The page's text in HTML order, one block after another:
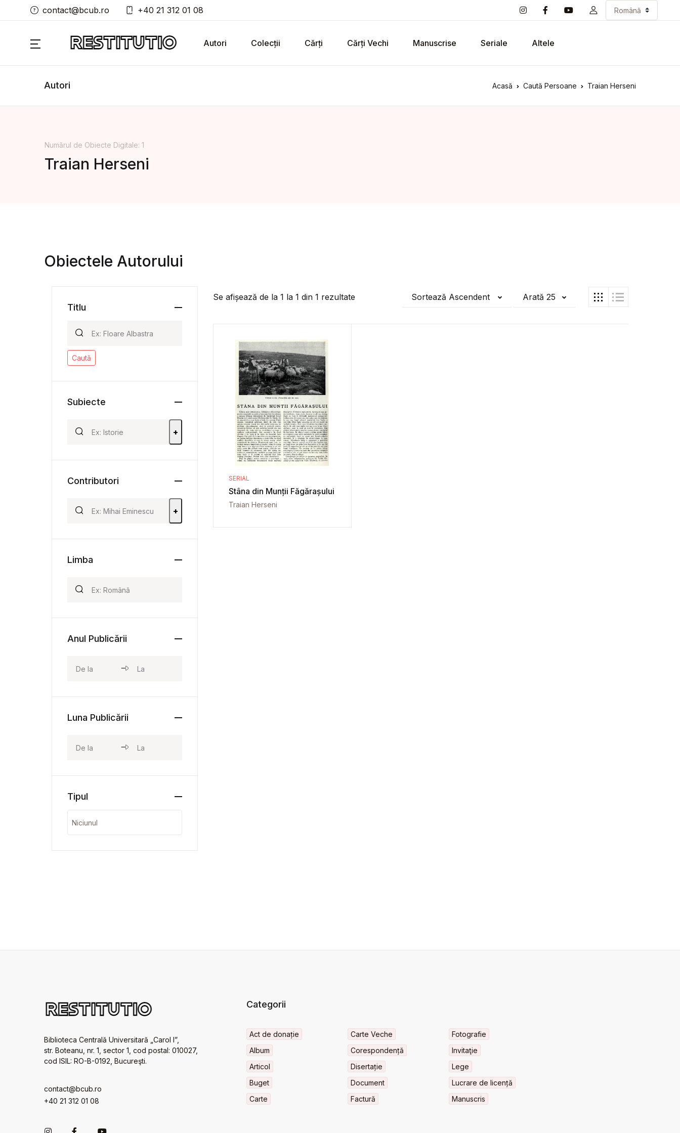
contact@bcub.ro +40 21 312 01 08
Autori Colecții Cărți Cărți Vechi Manuscrise Seriale Altele
Autori Acasă Caută Persoane Traian Herseni
Numărul de Obiecte Digitale: 1
Traian Herseni
Obiectele Autorului
Se afișează de la 1 la 1 din 1 rezultate Sortează Ascendent Arată 25
SERIAL
Stâna din Munții Făgărașului
Traian Herseni
Titlu
Caută
Subiecte
+
Contributori
+
Limba
Anul Publicării
Luna Publicării
Tipul
Biblioteca Centrală Universitară „Carol I”,
str. Boteanu, nr. 1, sector 1, cod postal: 010027,
cod ISIL: RO-B-0192, Bucureşti.
contact@bcub.ro
+40 21 312 01 08
Categorii
Act de donație
Album
Articol
Buget
Carte
Carte Veche
Corespondență
Disertație
Document
Factură
Fotografie
Invitaţie
Lege
Lucrare de licență
Manuscris